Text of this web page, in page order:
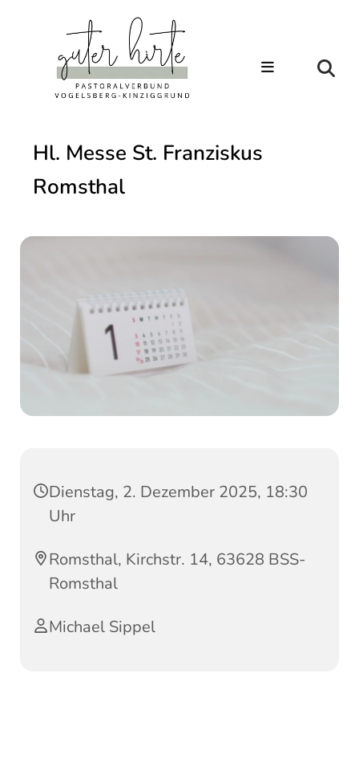
Hl. Messe St. Franziskus
Romsthal
Dienstag, 2. Dezember 2025, 18:30
Uhr
Romsthal, Kirchstr. 14, 63628 BSS-
Romsthal
Michael Sippel